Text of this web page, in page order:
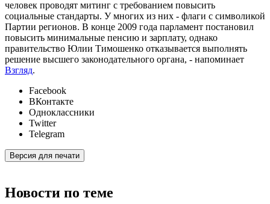
человек проводят митинг с требованием повысить
социальные стандарты. У многих из них - флаги с символикой
Партии регионов. В конце 2009 года парламент постановил
повысить минимальные пенсию и зарплату, однако
правительство Юлии Тимошенко отказывается выполнять
решение высшего законодательного органа, - напоминает
Взгляд.
Facebook
ВКонтакте
Одноклассники
Twitter
Telegram
Версия для печати
Новости по теме